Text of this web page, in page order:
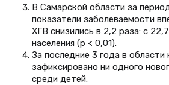
В Самарской области за
показатели заболеваемости
ХГВ снизились в 2,2 раза: с
населения (p < 0,01).
За последние 3 года в области
зафиксировано ни одного
среди детей.